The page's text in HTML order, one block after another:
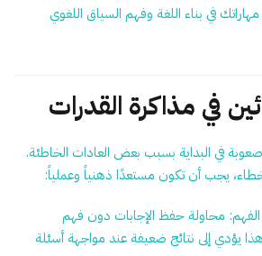
في بناء اللغة وفهم السياق اللغوي
في مذاكرة القدرات
في البداية بسبب بعض العادات الخاطئة.
يجب أن تكون مستعدًا ذهنياً وعملياً:
محاولة حفظ الإجابات دون فهم
هذا يؤدي إلى نتائج ضعيفة عند مواجهة أسئلة